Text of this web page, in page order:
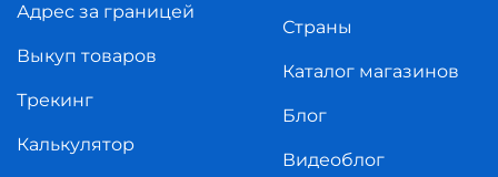
Адрес за границей
Выкуп товаров
Трекинг
Калькулятор
Страны
Каталог магазинов
Блог
Видеоблог